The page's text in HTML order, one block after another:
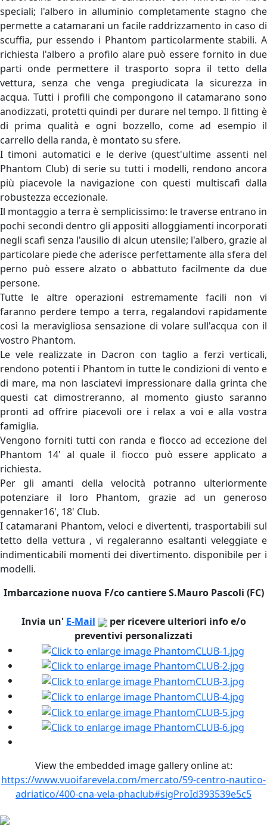
speciali; l'albero in alluminio completamente stagno che
permette a catamarani un facile raddrizzamento in caso di
scuffia, pur essendo i Phantom particolarmente stabili. A
richiesta l'albero a profilo alare può essere fornito in due
parti onde permettere il trasporto sopra il tetto della
vettura, senza che venga pregiudicata la sicurezza in
acqua. Tutti i profili che compongono il catamarano sono
anodizzati, protetti quindi per durare nel tempo. Il fitting è
di prima qualità e ogni bozzello, come ad esempio il
carrello della randa, è montato su sfere.
I timoni automatici e le derive (quest'ultime assenti nel
Phantom Club) di serie su tutti i modelli, rendono ancora
più piacevole la navigazione con questi multiscafi dalla
robustezza eccezionale.
Il montaggio a terra è semplicissimo: le traverse entrano in
pochi secondi dentro gli appositi alloggiamenti incorporati
negli scafi senza l'ausilio di alcun utensile; l'albero, grazie al
particolare piede che aderisce perfettamente alla sfera del
perno può essere alzato o abbattuto facilmente da due
persone.
Tutte le altre operazioni estremamente facili non vi
faranno perdere tempo a terra, regalandovi rapidamente
così la meravigliosa sensazione di volare sull'acqua con il
vostro Phantom.
Le vele realizzate in Dacron con taglio a ferzi verticali,
rendono potenti i Phantom in tutte le condizioni di vento e
di mare, ma non lasciatevi impressionare dalla grinta che
questi cat dimostreranno, al momento giusto saranno
pronti ad offrire piacevoli ore i relax a voi e alla vostra
famiglia.
Vengono forniti tutti con randa e fiocco ad eccezione del
Phantom 14' al quale il fiocco può essere applicato a
richiesta.
Per gli amanti della velocità potranno ulteriormente
potenziare il loro Phantom, grazie ad un generoso
gennaker16', 18' Club.
I catamarani Phantom, veloci e divertenti, trasportabili sul
tetto della vettura , vi regaleranno esaltanti veleggiate e
indimenticabili momenti dei divertimento. disponibile per i
modelli.
Imbarcazione nuova F/co cantiere S.Mauro Pascoli (FC)
Invia un' E-Mail
per ricevere ulteriori info e/o
preventivi personalizzati
View the embedded image gallery online at:
https://www.vuoifarevela.com/mercato/59-centro-nautico-
adriatico/400-cna-vela-phaclub#sigProId393539e5c5